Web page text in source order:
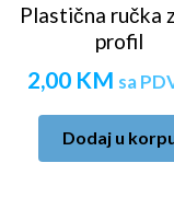
Plastična ručka
profil
2,00 KM sa
Dodaj u